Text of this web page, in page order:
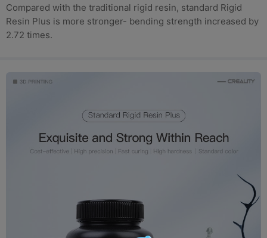
Compared with the traditional rigid resin, standard Rigid
Resin Plus is more stronger- bending strength increased by
2.72 times.